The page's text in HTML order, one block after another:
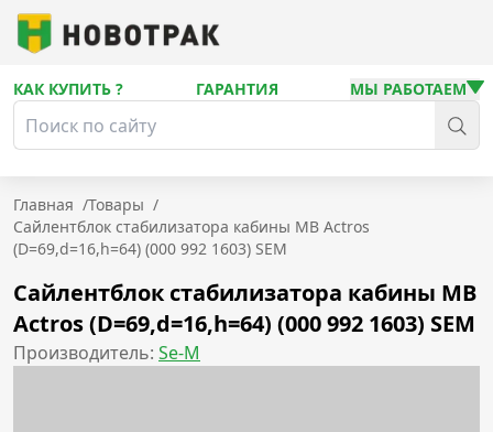
КАК КУПИТЬ ? ГАРАНТИЯ МЫ РАБОТАЕМ
Главная /Товары /
Сайлентблок стабилизатора кабины MB Actros
(D=69,d=16,h=64) (000 992 1603) SEM
Сайлентблок стабилизатора кабины MB
Actros (D=69,d=16,h=64) (000 992 1603) SEM
Производитель: Se-M